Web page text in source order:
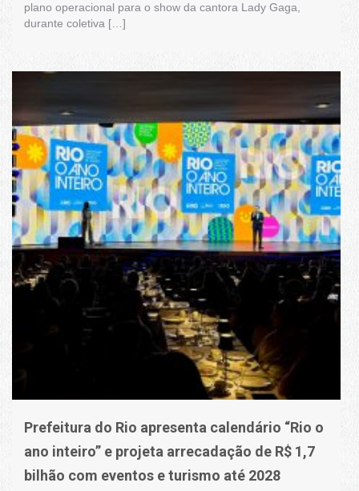
plano operacional para o show da cantora Lady Gaga,
durante coletiva […]
Prefeitura do Rio apresenta calendário “Rio o
ano inteiro” e projeta arrecadação de R$ 1,7
bilhão com eventos e turismo até 2028